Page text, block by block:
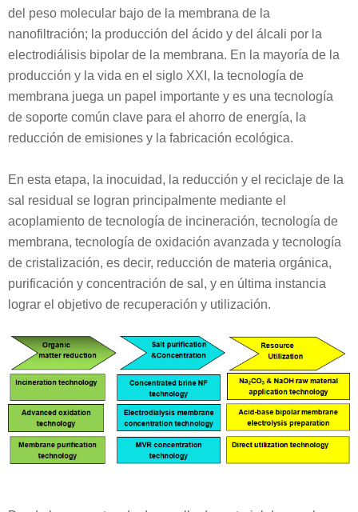
del peso molecular bajo de la membrana de la
nanofiltración; la producción del ácido y del álcali por la
electrodiálisis bipolar de la membrana. En la mayoría de la
producción y la vida en el siglo XXI, la tecnología de
membrana juega un papel importante y es una tecnología
de soporte común clave para el ahorro de energía, la
reducción de emisiones y la fabricación ecológica.
En esta etapa, la inocuidad, la reducción y el reciclaje de la
sal residual se logran principalmente mediante el
acoplamiento de tecnología de incineración, tecnología de
membrana, tecnología de oxidación avanzada y tecnología
de cristalización, es decir, reducción de materia orgánica,
purificación y concentración de sal, y en última instancia
lograr el objetivo de recuperación y utilización.